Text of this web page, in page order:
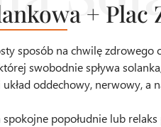
+ Plac
sposób na chwilę zdrowego
swobodnie spływa
oddechowy, nerwowy, a
spokojne popołudnie lub